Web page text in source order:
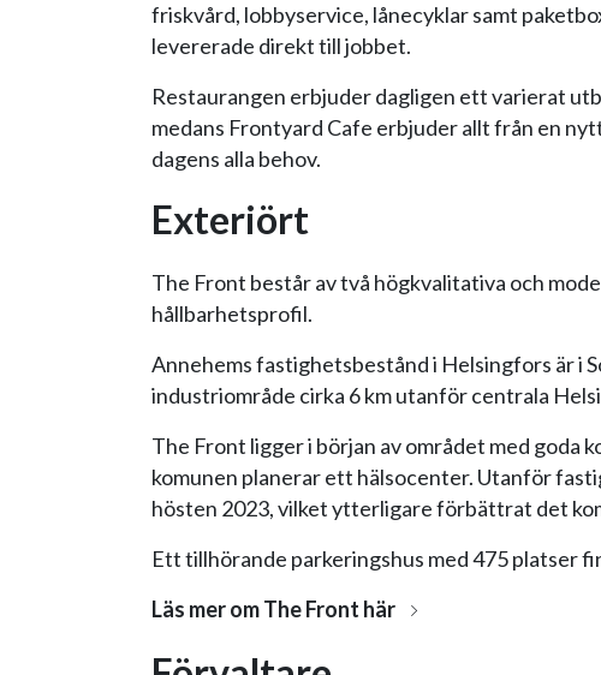
friskvård, lobbyservice, lånecyklar samt
levererade direkt till jobbet.
Restaurangen erbjuder dagligen ett varierat
medans Frontyard Cafe erbjuder allt från en
dagens alla behov.
Exteriört
The Front består av två högkvalitativa och
hållbarhetsprofil.
Annehems fastighetsbestånd i Helsingfors är i
industriområde cirka 6 km utanför centrala
The Front ligger i början av området med
komunen planerar ett hälsocenter. Utanför
hösten 2023, vilket ytterligare förbättrat det
Ett tillhörande parkeringshus med 475 platser
Läs mer om The Front här